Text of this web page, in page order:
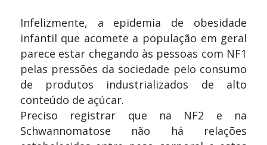
Infelizmente, a epidemia de obesidade
infantil que acomete a população em geral
parece estar chegando às pessoas com NF1
pelas pressões da sociedade pelo consumo
de produtos industrializados de alto
conteúdo de açúcar.
Preciso registrar que na NF2 e na
Schwannomatose não há relações